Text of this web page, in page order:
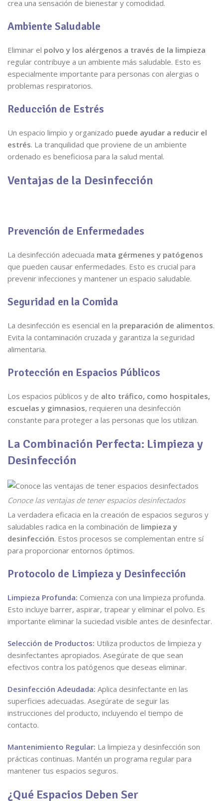
crea una sensación de bienestar y comodidad.
Ambiente Saludable
Eliminar el polvo y los alérgenos a través de la limpieza
regular contribuye a un ambiente más saludable. Esto es
especialmente importante para personas con alergias o
problemas respiratorios.
Reducción de Estrés
Un espacio limpio y organizado puede ayudar a reducir el
estrés. La tranquilidad que proviene de un ambiente
ordenado es beneficiosa para la salud mental.
Ventajas de la Desinfección
Prevención de Enfermedades
La desinfección adecuada mata gérmenes y patógenos
que pueden causar enfermedades. Esto es crucial para
prevenir infecciones y mantener un espacio saludable.
Seguridad en la Comida
La desinfección es esencial en la preparación de alimentos.
Evita la contaminación cruzada y garantiza la seguridad
alimentaria.
Protección en Espacios Públicos
Los espacios públicos y de alto tráfico, como hospitales,
escuelas y gimnasios, requieren una desinfección
constante para proteger a las personas que los utilizan.
La Combinación Perfecta: Limpieza y
Desinfección
Conoce las ventajas de tener espacios desinfectados
La verdadera eficacia en la creación de espacios seguros y
saludables radica en la combinación de limpieza y
desinfección. Estos procesos se complementan entre sí
para proporcionar entornos óptimos.
Protocolo de Limpieza y Desinfección
Limpieza Profunda: Comienza con una limpieza profunda.
Esto incluye barrer, aspirar, trapear y eliminar el polvo. Es
importante eliminar la suciedad visible antes de desinfectar.
Selección de Productos: Utiliza productos de limpieza y
desinfectantes apropiados. Asegúrate de que sean
efectivos contra los patógenos que deseas eliminar.
Desinfección Adeudada: Aplica desinfectante en las
superficies adecuadas. Asegúrate de seguir las
instrucciones del producto, incluyendo el tiempo de
contacto.
Mantenimiento Regular: La limpieza y desinfección son
prácticas continuas. Mantén un programa regular para
mantener tus espacios seguros.
¿Qué Espacios Deben Ser